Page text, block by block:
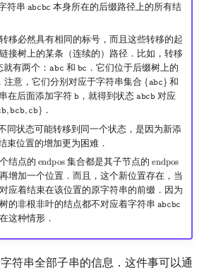
符串 𝚊𝚋𝚌𝚋𝚌
abcbc 本身所在的后缀路径上的所有结
移必然具有相同的标号，而且这些转移的起
接树上的某条（连续的）路径．比如，转移
就有两个：𝚊𝚋𝚌
abc 和 𝚋𝚌
bc ．它们位于后缀树上的
注意，它们分别对应于字符串集合 {𝚊𝚋𝚌}
{abc} 和
在后面添加字符𝚋
b，就得到状态 𝚊𝚋𝚌𝚋
abcb对应
𝚋,𝚋𝚌𝚋,𝚌𝚋}
,bcb,cb}
．
同状态可能转移到同一个状态，是因为新添
束位置的增加更为困难．
结点的 endpos
endpos集合都是其子节点的 endpos
endpos
增加一个位置．而且，这个新位置存在，当
应着结束在该位置的原字符串的前缀．因为
的非根非叶的结点都不对应着字符串 𝚊𝚋𝚌𝚋𝚌
abcbc
这种情形．
符串全部子串的信息．这件事可以通